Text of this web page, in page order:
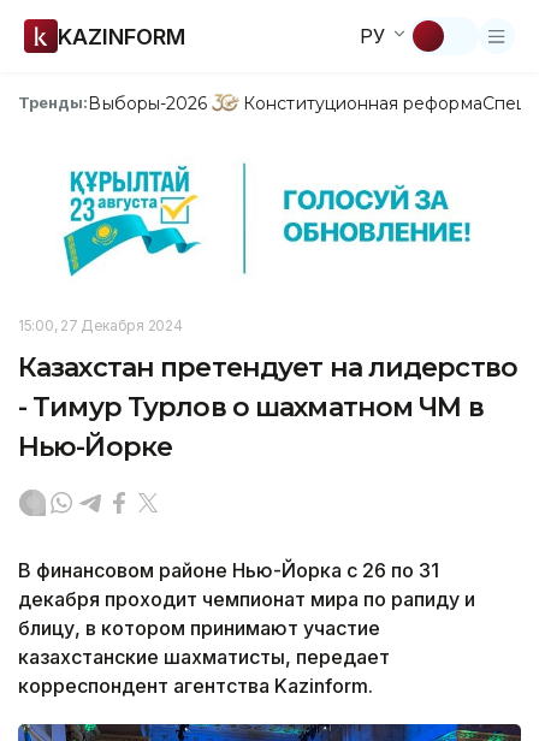
KAZINFORM РУ
Тренды:Выборы-2026 Конституционная реформа
15:00, 27 Декабря 2024
Казахстан претендует на лидерство
- Тимур Турлов о шахматном ЧМ в
Нью-Йорке
В финансовом районе Нью-Йорка с 26 по 31
декабря проходит чемпионат мира по рапиду и
блицу, в котором принимают участие
казахстанские шахматисты, передает
корреспондент агентства Kazinform.